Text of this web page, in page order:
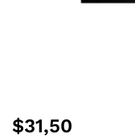
$31,50